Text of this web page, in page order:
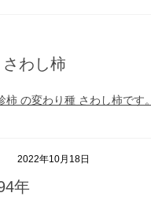
わし柿
柿 の変わり種 さわし柿で
2022年10月18日
年